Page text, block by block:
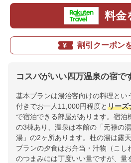
料金
割引クーポン
コスパがいい四万温泉の宿で
基本プランは湯治客向けの料理とい
付きでお一人11,000円程度とリーズ
で宿泊できる部屋があります。宿泊
の3棟あり、温泉は本館の「元禄の
湯」の2ヶ所あります。杜の湯は露
プランの夕食はお弁当・汁物（こし
のつまみには丁度いい量ですが、量